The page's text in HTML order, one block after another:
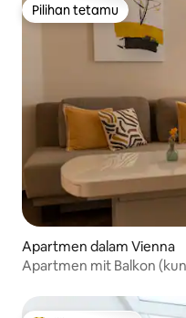
Pilihan tetamu
Pilihan tetamu
Apartmen dalam Vienna
Apartmen mit Balkon